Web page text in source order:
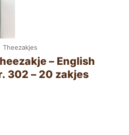
Theezakjes
– English
302 – 20 zakjes